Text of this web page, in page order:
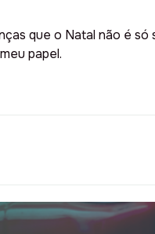
que o Natal não é só
papel.